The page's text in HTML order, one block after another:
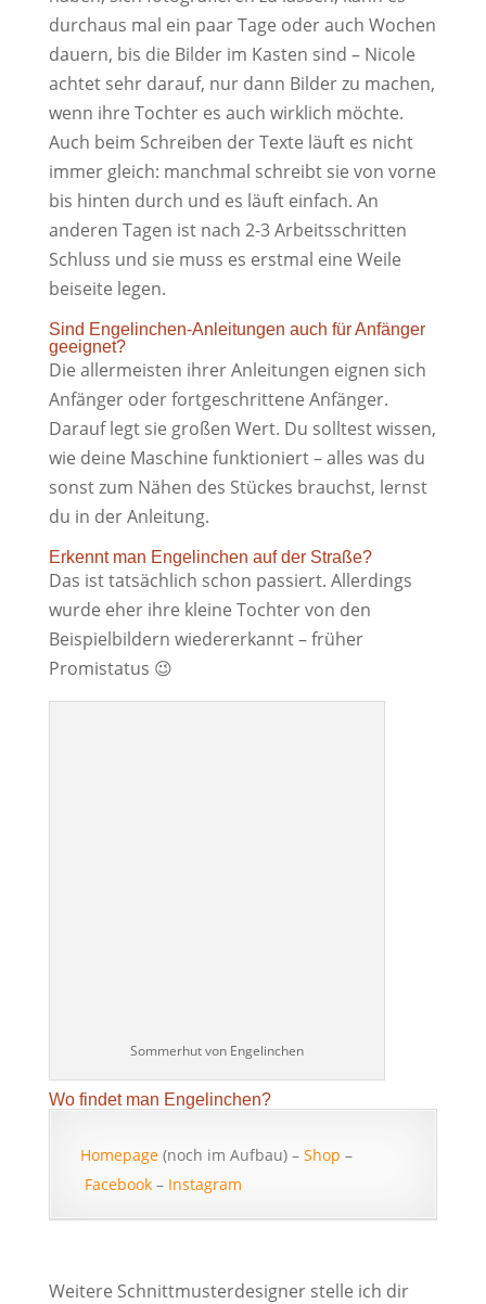
durchaus mal ein paar Tage oder auch Wochen
dauern, bis die Bilder im Kasten sind – Nicole
achtet sehr darauf, nur dann Bilder zu machen,
wenn ihre Tochter es auch wirklich möchte.
Auch beim Schreiben der Texte läuft es nicht
immer gleich: manchmal schreibt sie von vorne
bis hinten durch und es läuft einfach. An
anderen Tagen ist nach 2-3 Arbeitsschritten
Schluss und sie muss es erstmal eine Weile
beiseite legen.
Sind Engelinchen-Anleitungen auch für Anfänger
geeignet?
Die allermeisten ihrer Anleitungen eignen sich
Anfänger oder fortgeschrittene Anfänger.
Darauf legt sie großen Wert. Du solltest wissen,
wie deine Maschine funktioniert – alles was du
sonst zum Nähen des Stückes brauchst, lernst
du in der Anleitung.
Erkennt man Engelinchen auf der Straße?
Das ist tatsächlich schon passiert. Allerdings
wurde eher ihre kleine Tochter von den
Beispielbildern wiedererkannt – früher
Promistatus 😉
Sommerhut von Engelinchen
Wo findet man Engelinchen?
Homepage(noch im Aufbau) – Shop –
Facebook– Instagram
Weitere Schnittmusterdesigner stelle ich dir